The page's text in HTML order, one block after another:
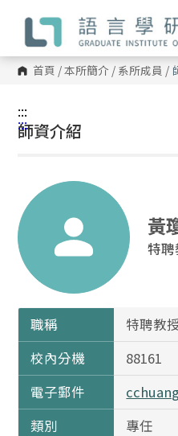
內
容 首頁 /本所簡介 / 系所成員 /
:::
:::
師資介紹
黃
特
職稱
特聘教
校內分機
88161
電子郵件
類別
專任